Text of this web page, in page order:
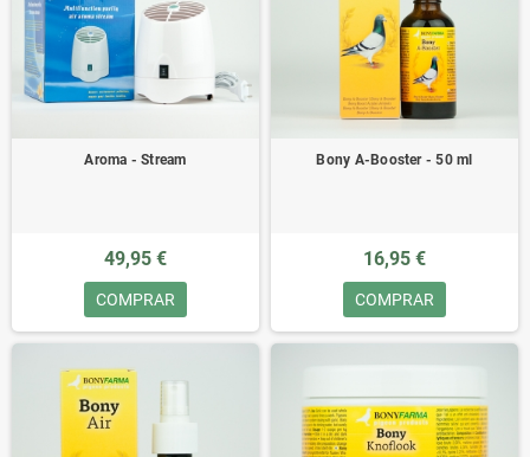
Aroma - Stream
49,95 €
COMPRAR
Bony A-Booster - 50 ml
16,95 €
COMPRAR